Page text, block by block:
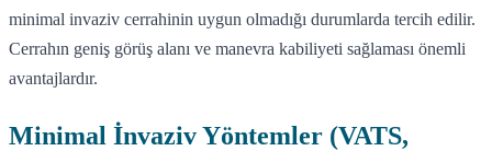
minimal invaziv cerrahinin uygun olmadığı durumlarda tercih edilir.
Cerrahın geniş görüş alanı ve manevra kabiliyeti sağlaması önemli
avantajlardır.
Minimal İnvaziv Yöntemler (VATS,